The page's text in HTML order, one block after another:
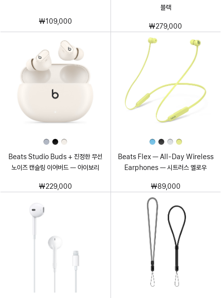
₩109,000
블랙
₩279,000
Beats Studio Buds + 진정한 무선
노이즈 캔슬링 이어버드 — 아이보리
₩229,000
Beats Flex — All-Day Wireless
Earphones — 시트러스 옐로우
₩89,000